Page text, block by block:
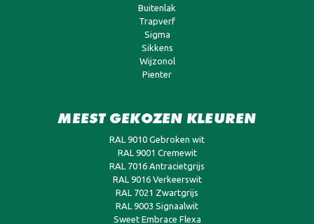
Buitenlak
Trapverf
Sigma
Sikkens
Wijzonol
Pienter
MEEST GEKOZEN KLEUREN
RAL 9010 Gebroken wit
RAL 9001 Cremewit
RAL 7016 Antracietgrijs
RAL 9016 Verkeerswit
RAL 7021 Zwartgrijs
RAL 9003 Signaalwit
Sweet Embrace Flexa